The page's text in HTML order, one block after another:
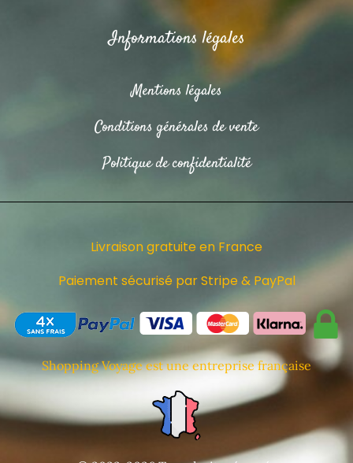
Informations légales
Mentions légales
Conditions générales de vente
Politique de confidentialité
Livraison gratuite en France
Paiement sécurisé par Stripe & PayPal
Shopping Voyage est une entreprise française